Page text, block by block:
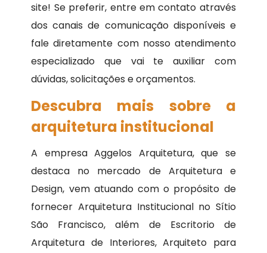
site! Se preferir, entre em contato através
dos canais de comunicação disponíveis e
fale diretamente com nosso atendimento
especializado que vai te auxiliar com
dúvidas, solicitações e orçamentos.
Descubra mais sobre a
arquitetura institucional
A empresa Aggelos Arquitetura, que se
destaca no mercado de Arquitetura e
Design, vem atuando com o propósito de
fornecer Arquitetura Institucional no Sítio
São Francisco, além de Escritorio de
Arquitetura de Interiores, Arquiteto para